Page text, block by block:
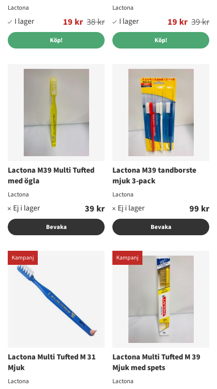
Lactona
19 kr
Ordinarie pris: 38 kr
Köp!
Lactona
19 kr
Ordinarie pris: 39 kr
Köp!
Lactona M39 Multi Tufted
med ögla
Lactona
39 kr
Bevaka
Lactona M39 tandborste
mjuk 3-pack
Lactona
99 kr
Bevaka
Kampanj
Lactona Multi Tufted M 31
Mjuk
Lactona
Kampanj
Lactona Multi Tufted M 39
Mjuk med spets
Lactona